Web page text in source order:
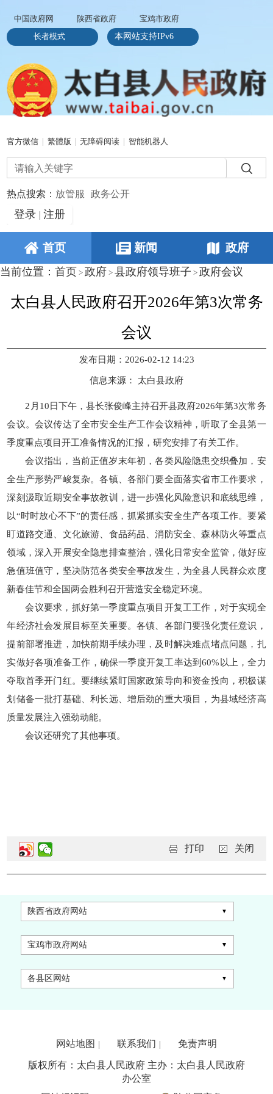
中国政府网 陕西省政府
宝鸡市政府
长者模式
本网站支持IPv6
官方微信 繁體版 无障碍阅读 智能机器人
热点搜索： 放管服 政务公开
登录 注册
首页 新闻 政府
当前位置： 首页 > 政府 > 县政府领导班子 > 政府会议
太白县人民政府召开2026年第3次常务
会议
发布日期：2026-02-12 14:23
信息来源： 太白县政府
2月10日下午，县长张俊峰主持召开县政府2026年第3次常务
会议。会议传达了全市安全生产工作会议精神，听取了全县第一
季度重点项目开工准备情况的汇报，研究安排了有关工作。
会议指出， 当前正值岁末年初，各类风险隐患交织叠加，安
全生产形势严峻复杂。各镇、各部门要全面落实省市工作要求，
深刻汲取近期安全事故教训，进一步强化风险意识和底线思维，
以“时时放心不下”的责任感，抓紧抓实安全生产各项工作。要紧
盯道路交通、文化旅游、食品药品、消防安全、森林防火等重点
领域，深入开展安全隐患排查整治，强化日常安全监管，做好应
急值班值守，坚决防范各类安全事故发生，为全县人民群众欢度
新春佳节和全国两会胜利召开营造安全稳定环境。
会议要求， 抓好第一季度重点项目开复工工作，对于实现全
年经济社会发展目标至关重要。各镇、各部门要强化责任意识，
提前部署推进，加快前期手续办理，及时解决难点堵点问题，扎
实做好各项准备工作，确保一季度开复工率达到60%以上，全力
夺取首季开门红。要继续紧盯国家政策导向和资金投向，积极谋
划储备一批打基础、利长远、增后劲的重大项目，为县域经济高
质量发展注入强劲动能。
会议还研究了其他事项。
打印 关闭
陕西省政府网站
宝鸡市政府网站
各县区网站
网站地图 联系我们 免责声明
版权所有：太白县人民政府 主办：太白县人民政府
办公室